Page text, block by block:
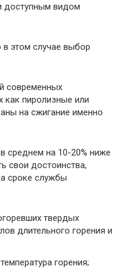
доступным видом
этом случае выбор
современных
как пиролизные или
на сжигание именно
среднем на 10-20% ниже
свои достоинства,
сроке службы
твердых
длительного горения и
горения;